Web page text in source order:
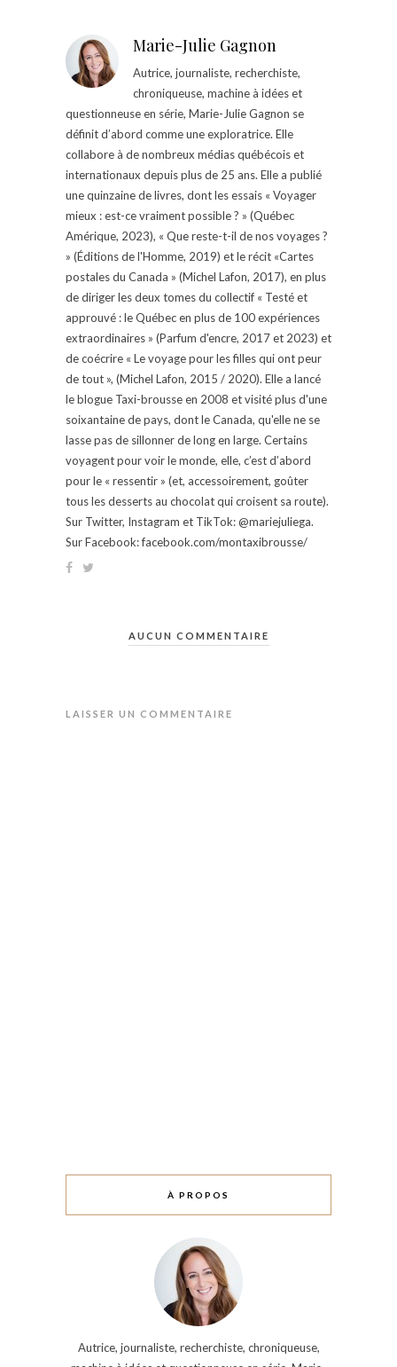
Marie-Julie Gagnon
Autrice, journaliste, recherchiste,
chroniqueuse, machine à idées et
questionneuse en série, Marie-Julie Gagnon se
définit d’abord comme une exploratrice. Elle
collabore à de nombreux médias québécois et
internationaux depuis plus de 25 ans. Elle a publié
une quinzaine de livres, dont les essais « Voyager
mieux : est-ce vraiment possible ? » (Québec
Amérique, 2023), « Que reste-t-il de nos voyages ?
» (Éditions de l'Homme, 2019) et le récit «Cartes
postales du Canada » (Michel Lafon, 2017), en plus
de diriger les deux tomes du collectif « Testé et
approuvé : le Québec en plus de 100 expériences
extraordinaires » (Parfum d'encre, 2017 et 2023) et
de coécrire « Le voyage pour les filles qui ont peur
de tout », (Michel Lafon, 2015 / 2020). Elle a lancé
le blogue Taxi-brousse en 2008 et visité plus d'une
soixantaine de pays, dont le Canada, qu'elle ne se
lasse pas de sillonner de long en large. Certains
voyagent pour voir le monde, elle, c’est d’abord
pour le « ressentir » (et, accessoirement, goûter
tous les desserts au chocolat qui croisent sa route).
Sur Twitter, Instagram et TikTok: @mariejuliega.
Sur Facebook: facebook.com/montaxibrousse/
AUCUN COMMENTAIRE
LAISSER UN COMMENTAIRE
À PROPOS
Autrice, journaliste, recherchiste, chroniqueuse,